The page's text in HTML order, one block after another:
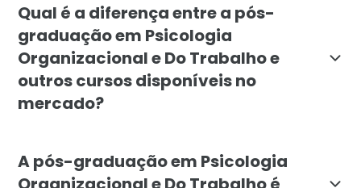
Qual é a diferença entre a pós-
graduação em Psicologia
Organizacional e Do Trabalho e
outros cursos disponíveis no
mercado?
A pós-graduação em Psicologia